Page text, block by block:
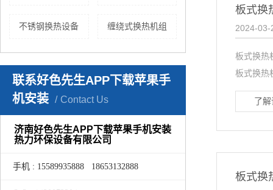
不锈钢换热设备 缠绕式换热机组
联系好色先生APP下载苹果手
机安装
Contact Us
济南好色先生APP下载苹果手机安装
热力环保设备有限公司
手机 : 15589935888 18653132888
板式
2024-03-
板式换
板式换
了
板式换